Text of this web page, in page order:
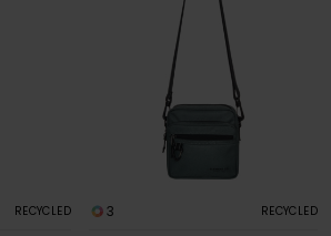
RECYCLED 3 RECYCLED